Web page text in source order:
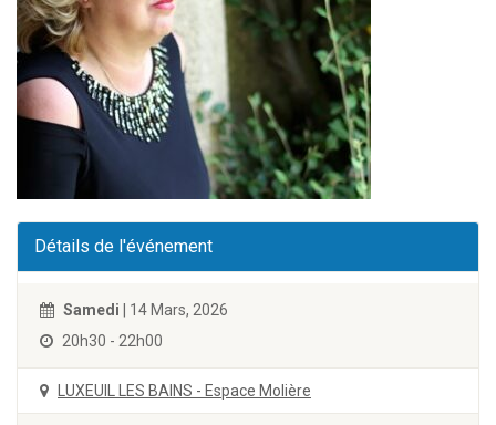
Détails de l'événement
Samedi | 14 Mars, 2026
20h30 - 22h00
LUXEUIL LES BAINS - Espace Molière